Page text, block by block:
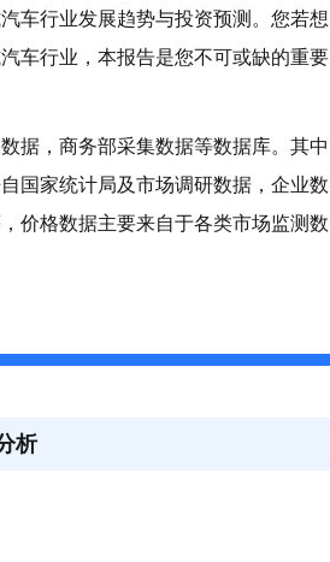
车行业发展趋势与投资预测。您若想
车行业，本报告是您不可或缺的重要
据，商务部采集数据等数据库。其中
国家统计局及市场调研数据，企业数
价格数据主要来自于各类市场监测数
析